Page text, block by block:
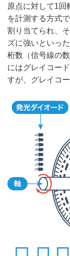
原点に対して1回
を計測する方式
割り当てられ、
ズに強いといっ
桁数（信号線の
にはグレイコー
すが、グレイコ